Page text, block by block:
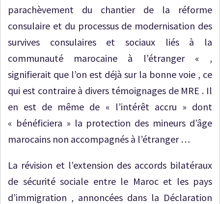
parachèvement du chantier de la réforme
consulaire et du processus de modernisation des
survives consulaires et sociaux liés à la
communauté marocaine à l’étranger « ,
signifierait que l’on est déjà sur la bonne voie , ce
qui est contraire à divers témoignages de MRE . Il
en est de même de « l’intérêt accru » dont
« bénéficiera » la protection des mineurs d’âge
marocains non accompagnés à l’étranger …
La révision et l’extension des accords bilatéraux
de sécurité sociale entre le Maroc et les pays
d’immigration , annoncées dans la Déclaration